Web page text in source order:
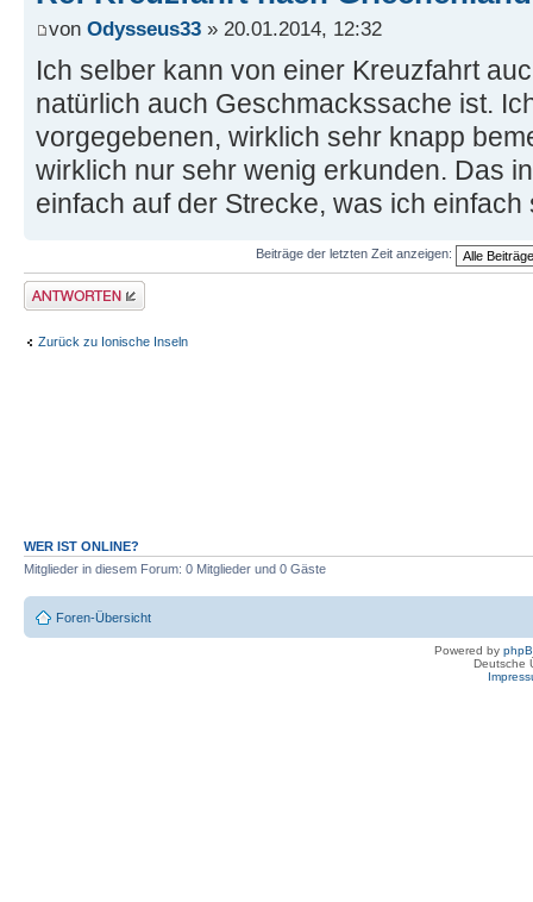
von Odysseus33 » 20.01.2014, 12:32
Ich selber kann von einer Kreuzfahrt
natürlich auch Geschmackssache ist.
vorgegebenen, wirklich sehr knapp
wirklich nur sehr wenig erkunden. Das
einfach auf der Strecke, was ich einfach
Beiträge der letzten Zeit anzeigen:
Antwort erstellen
Zurück zu Ionische Inseln
WER IST ONLINE?
Mitglieder in diesem Forum: 0 Mitglieder und 0 Gäste
Foren-Übersicht
Powered by
Deutsche